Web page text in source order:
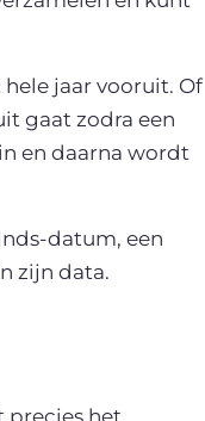
jaar vooruit. Of
gaat zodra een
en daarna wordt
datum, een
zijn data.